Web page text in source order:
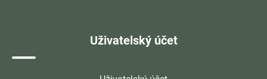
Uživatelský účet